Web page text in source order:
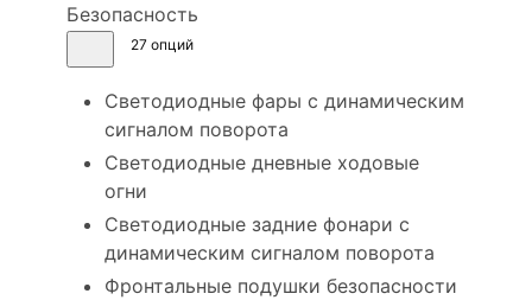
Безопасность
27 опций
Светодиодные фары с динамическим
сигналом поворота
Светодиодные дневные ходовые
огни
Светодиодные задние фонари с
динамическим сигналом поворота
Фронтальные подушки безопасности